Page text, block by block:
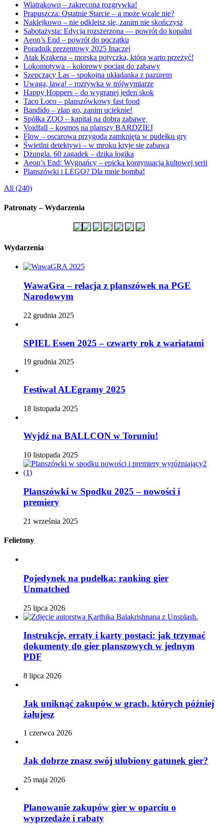
Wiatrakowo – zakręcona rozgrywka!
Prapuszcza: Ostatnie Starcie – a może wcale nie?
Naklejkowo – nie odkleisz się, zanim nie skończysz
Sabotażysta: Edycja rozszerzona — powrót do kopalni
Aeon’s End – powrót do początku
Poradnik prezentowy 2025 Inaczej
Atak Krakena – morska potyczka, którą warto przeżyć!
Lokomotywa – kolorowy pociąg do zabawy
Szepczący Las – spokojna układanka z pazurem
Uwaga, lawa! – rozrywka w trójwymiarze
Happy Hoppers – do wygranej jeden skok
Taco Loco – planszówkowy fast food
Bandido – złap go, zanim ucieknie!
Spółka ZOO – kapitał na dobrą zabawę
Voidfall – kosmos na planszy BARDZIEJ
Flow – oscarowa przygoda zamknięta w pudełku gry
Świetlni detektywi – w mroku kryje się zabawa
Dżungla. 60 zagadek – dzika logika
Aeon’s End: Wygnańcy – epicka kontynuacja kultowej serii
Planszówki i LEGO? Dla mnie bomba!
All (240)
Patronaty – Wydarzenia
Wydarzenia
WawaGra – relacja z planszówek na PGE
Narodowym
22 grudnia 2025
SPIEL Essen 2025 – czwarty rok z wariatami
19 grudnia 2025
Festiwal ALEgramy 2025
18 listopada 2025
Wyjdź na BALLCON w Toruniu!
10 listopada 2025
Planszówki w Spodku 2025 – nowości i
premiery
21 września 2025
Felietony
Pojedynek na pudełka: ranking gier
Unmatched
25 lipca 2026
Instrukcje, erraty i karty postaci: jak trzymać
dokumenty do gier planszowych w jednym
PDF
8 lipca 2026
Jak uniknąć zakupów w grach, których później
żałujesz
1 czerwca 2026
Jak dobrze znasz swój ulubiony gatunek gier?
25 maja 2026
Planowanie zakupów gier w oparciu o
wyprzedaże i rabaty